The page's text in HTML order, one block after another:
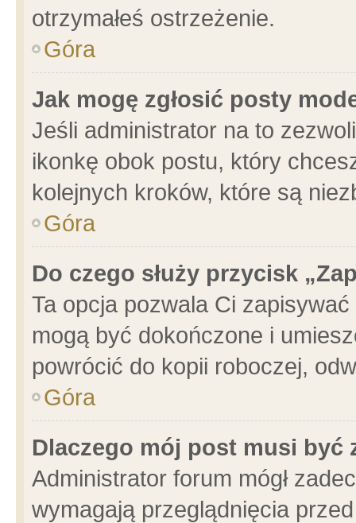
otrzymałeś ostrzeżenie.
Góra
Jak mogę zgłosić posty
Jeśli administrator na to
ikonkę obok postu, który
kolejnych kroków, które są
Góra
Do czego służy przycisk
Ta opcja pozwala Ci
mogą być dokończone i
powrócić do kopii roboczej,
Góra
Dlaczego mój post musi być
Administrator forum mógł
wymagają przeglądnięcia